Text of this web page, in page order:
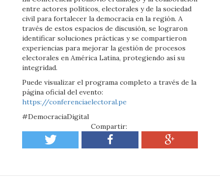
entre actores políticos, electorales y de la sociedad
civil para fortalecer la democracia en la región. A
través de estos espacios de discusión, se lograron
identificar soluciones prácticas y se compartieron
experiencias para mejorar la gestión de procesos
electorales en América Latina, protegiendo así su
integridad.
Puede visualizar el programa completo a través de la
página oficial del evento:
https://conferenciaelectoral.pe
#DemocraciaDigital
Compartir: